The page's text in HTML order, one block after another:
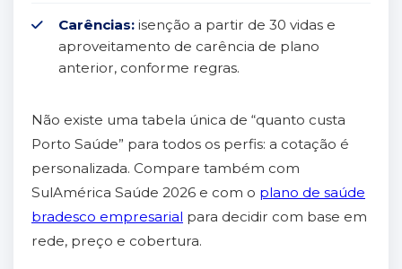
Carências: isenção a partir de 30 vidas e
aproveitamento de carência de plano
anterior, conforme regras.
Não existe uma tabela única de “quanto custa
Porto Saúde” para todos os perfis: a cotação é
personalizada. Compare também com
SulAmérica Saúde 2026 e com o plano de saúde
bradesco empresarial para decidir com base em
rede, preço e cobertura.